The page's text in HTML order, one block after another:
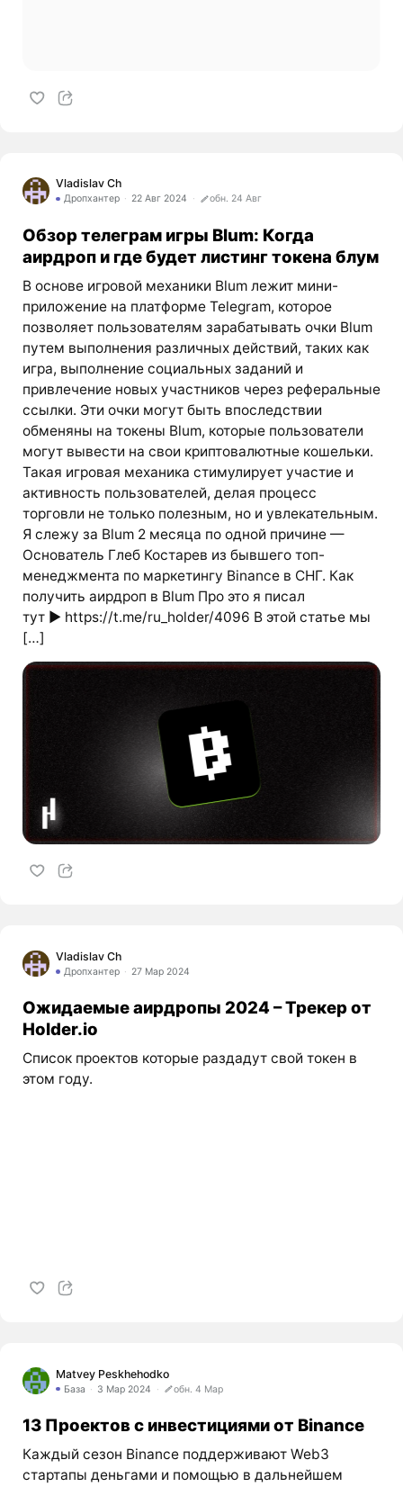
Vladislav Ch
Дропхантер 22 Авг 2024 обн. 24 Авг
Обзор телеграм игры Blum: Когда
аирдроп и где будет листинг токена блум
В основе игровой механики Blum лежит мини-
приложение на платформе Telegram, которое
позволяет пользователям зарабатывать очки Blum
путем выполнения различных действий, таких как
игра, выполнение социальных заданий и
привлечение новых участников через реферальные
ссылки. Эти очки могут быть впоследствии
обменяны на токены Blum, которые пользователи
могут вывести на свои криптовалютные кошельки.
Такая игровая механика стимулирует участие и
активность пользователей, делая процесс
торговли не только полезным, но и увлекательным.
Я слежу за Blum 2 месяца по одной причине —
Основатель Глеб Костарев из бывшего топ-
менеджмента по маркетингу Binance в СНГ. Как
получить аирдроп в Blum Про это я писал
тут ▶️ https://t.me/ru_holder/4096 В этой статье мы
[…]
Vladislav Ch
Дропхантер 27 Мар 2024
Ожидаемые аирдропы 2024 – Трекер от
Holder.io
Список проектов которые раздадут свой токен в
этом году.
Matvey Peskhehodko
База 3 Мар 2024 обн. 4 Мар
13 Проектов с инвестициями от Binance
Каждый сезон Binance поддерживают Web3
стартапы деньгами и помощью в дальнейшем